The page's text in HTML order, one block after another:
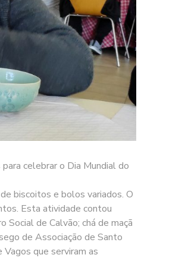
celebrar o Dia Mundial do
biscoitos e bolos variados. O
Esta atividade contou
de Calvão; chá de maçã
de Associação de Santo
que serviram as